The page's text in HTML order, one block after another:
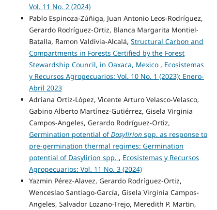
Vol. 11 No. 2 (2024)
Pablo Espinoza-Zúñiga, Juan Antonio Leos-Rodríguez,
Gerardo Rodríguez-Ortiz, Blanca Margarita Montiel-
Batalla, Ramon Valdivia-Alcalá, Structural Carbon and
Compartments in Forests Certified by the Forest
Stewardship Council, in Oaxaca, Mexico , Ecosistemas
y Recursos Agropecuarios: Vol. 10 No. 1 (2023): Enero-
Abril 2023
Adriana Ortiz-López, Vicente Arturo Velasco-Velasco,
Gabino Alberto Martínez-Gutiérrez, Gisela Virginia
Campos-Angeles, Gerardo Rodríguez-Ortiz,
Germination potential ofDasylirionspp. as response to
pre-germination thermal regimes: Germination
potential of Dasylirion spp. , Ecosistemas y Recursos
Agropecuarios: Vol. 11 No. 3 (2024)
Yazmin Pérez-Alavez, Gerardo Rodríguez-Ortiz,
Wenceslao Santiago-García, Gisela Virginia Campos-
Angeles, Salvador Lozano-Trejo, Meredith P. Martin,